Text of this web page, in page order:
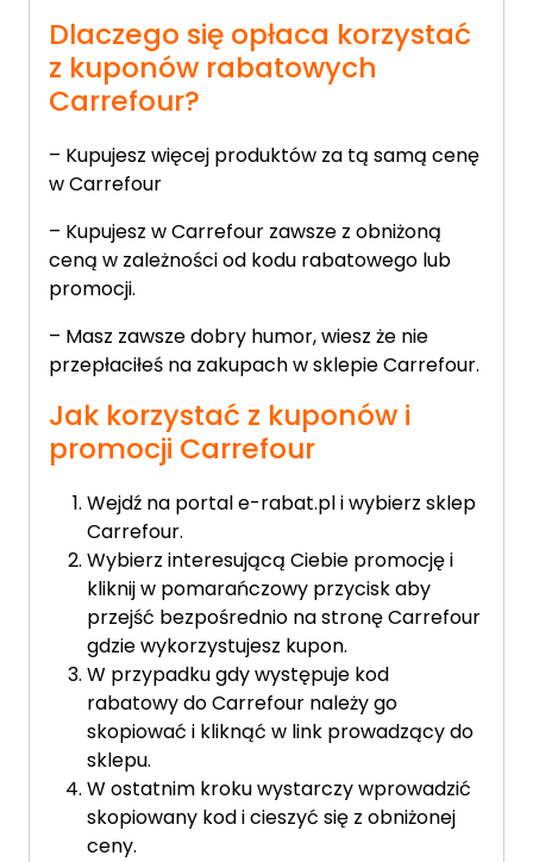
Dlaczego się opłaca korzystać
z kuponów rabatowych
Carrefour?
– Kupujesz więcej produktów za tą samą cenę
w Carrefour
– Kupujesz w Carrefour zawsze z obniżoną
ceną w zależności od kodu rabatowego lub
promocji.
– Masz zawsze dobry humor, wiesz że nie
przepłaciłeś na zakupach w sklepie Carrefour.
Jak korzystać z kuponów i
promocji Carrefour
Wejdź na portal e-rabat.pl i wybierz sklep
Carrefour.
Wybierz interesującą Ciebie promocję i
kliknij w pomarańczowy przycisk aby
przejść bezpośrednio na stronę Carrefour
gdzie wykorzystujesz kupon.
W przypadku gdy występuje kod
rabatowy do Carrefour należy go
skopiować i kliknąć w link prowadzący do
sklepu.
W ostatnim kroku wystarczy wprowadzić
skopiowany kod i cieszyć się z obniżonej
ceny.